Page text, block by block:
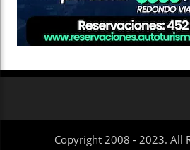
Copyright 2008 - 2023. All